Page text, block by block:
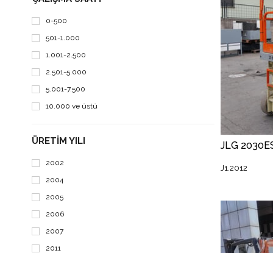
Toucan 10E
TOUCAN DUO
0-500
501-1.000
1.001-2.500
2.501-5.000
5.001-7.500
10.000 ve üstü
ÜRETIM YILI
2002
2004
2005
2006
2007
2011
J1.2012